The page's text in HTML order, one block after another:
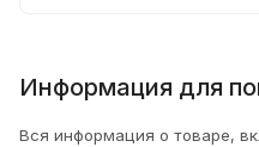
Информация для
Вся информация о товаре,